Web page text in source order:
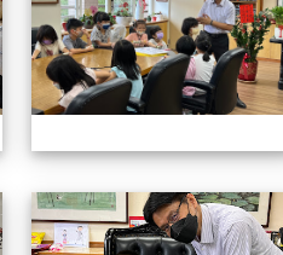
認識校長室活動